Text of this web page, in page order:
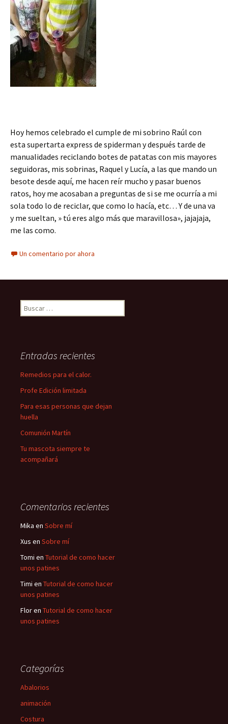
Hoy hemos celebrado el cumple de mi sobrino Raúl con
esta supertarta express de spiderman y después tarde de
manualidades reciclando botes de patatas con mis mayores
seguidoras, mis sobrinas, Raquel y Lucía, a las que mando un
besote desde aquí, me hacen reír mucho y pasar buenos
ratos, hoy me acosaban a preguntas de si se me ocurría a mi
sola todo lo de reciclar, que como lo hacía, etc… Y de una va
y me sueltan, » tú eres algo más que maravillosa», jajajaja,
me las como.
Un comentario por ahora
Buscar:
Entradas recientes
Remedios para el calor.
Profe Edición limitada
Para esas personas que dejan
huella
Comunión Martín
Tu mascota siempre te
acompañará
Comentarios recientes
Mika en Sobre mí
Xus en Sobre mí
Tomi en Tutorial de como hacer
unos patines
Timi en Tutorial de como hacer
unos patines
Floren Tutorial de como hacer
unos patines
Categorías
Abalorios
animación
Costura